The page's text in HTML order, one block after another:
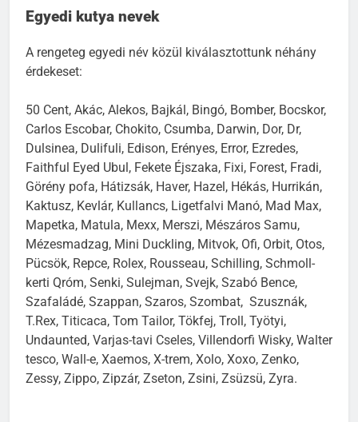
Egyedi kutya nevek
A rengeteg egyedi név közül kiválasztottunk néhány
érdekeset:
50 Cent, Akác, Alekos, Bajkál, Bingó, Bomber, Bocskor,
Carlos Escobar, Chokito, Csumba, Darwin, Dor, Dr,
Dulsinea, Dulifuli, Edison, Erényes, Error, Ezredes,
Faithful Eyed Ubul, Fekete Éjszaka, Fixi, Forest, Fradi,
Görény pofa, Hátizsák, Haver, Hazel, Hékás, Hurrikán,
Kaktusz, Kevlár, Kullancs, Ligetfalvi Manó, Mad Max,
Mapetka, Matula, Mexx, Merszi, Mészáros Samu,
Mézesmadzag, Mini Duckling, Mitvok, Ofi, Orbit, Otos,
Pücsök, Repce, Rolex, Rousseau, Schilling, Schmoll-
kerti Qróm, Senki, Sulejman, Svejk, Szabó Bence,
Szafaládé, Szappan, Szaros, Szombat, Szusznák,
T.Rex, Titicaca, Tom Tailor, Tökfej, Troll, Työtyi,
Undaunted, Varjas-tavi Cseles, Villendorfi Wisky, Walter
tesco, Wall-e, Xaemos, X-trem, Xolo, Xoxo, Zenko,
Zessy, Zippo, Zipzár, Zseton, Zsini, Zsüzsü, Zyra.